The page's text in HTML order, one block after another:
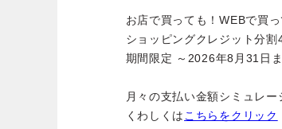
お店で買っても！WEBで買
ショッピングクレジット分割
期間限定 ～2026年8月31日
月々の支払い金額シミュレー
くわしくは こちらをクリック